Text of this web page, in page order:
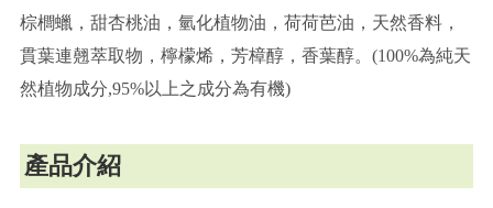
棕櫚蠟，甜杏桃油，氫化植物油，荷荷芭油，天然香料，
貫葉連翹萃取物，檸檬烯，芳樟醇，香葉醇。(100%為純天
然植物成分,95%以上之成分為有機)
產品介紹